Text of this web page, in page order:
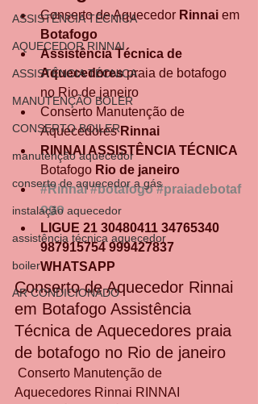
ASSISTÊNCIA TÉCNICA
AQUECEDOR RINNAI
ASSISTÊNCIA TÉCNICA
MANUTENÇÃO BOLER
CONSERTO BOILER
manutenção aquecedor
conserto de aquecedor a gás
instalação aquecedor
assistência técnica aquecedor
boiler
AR CONDICIONADO
Conserto de Aquecedor Rinnai em
Botafogo
Assistência Técnica de
Aquecedores praia de botafogo
no Rio de janeiro
Conserto Manutenção de
Aquecedores Rinnai
RINNAI ASSISTÊNCIA TÉCNICA
Botafogo Rio de janeiro
#Rinnai #botafogo #praiadebotaf
ogo
LIGUE 21 30480411 34765340
987915754 999427837
WHATSAPP
Conserto de Aquecedor Rinnai
em Botafogo Assistência
Técnica de Aquecedores praia
de botafogo no Rio de janeiro
Aquecedores Rinnai RINNAI